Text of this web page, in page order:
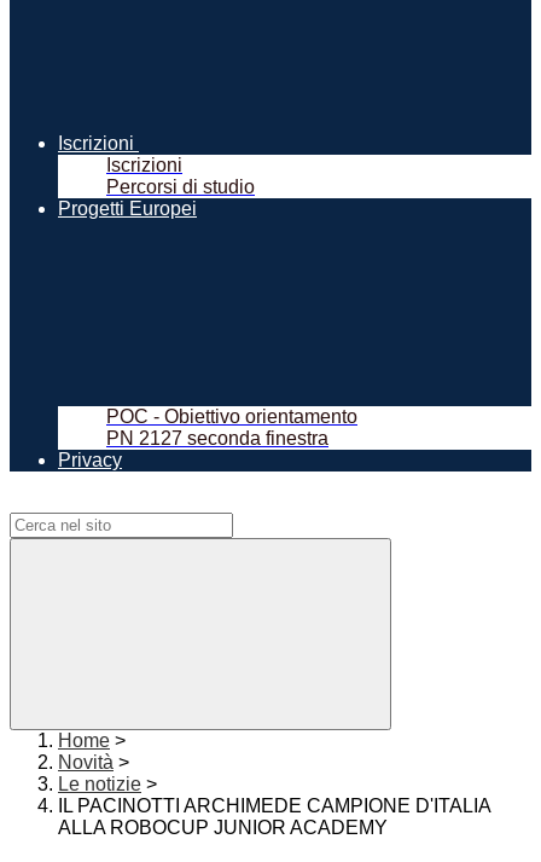
Iscrizioni
Iscrizioni
Percorsi di studio
Progetti Europei
POC - Obiettivo orientamento
PN 2127 seconda finestra
Privacy
Home >
Novità >
Le notizie >
IL PACINOTTI ARCHIMEDE CAMPIONE D'ITALIA
ALLA ROBOCUP JUNIOR ACADEMY